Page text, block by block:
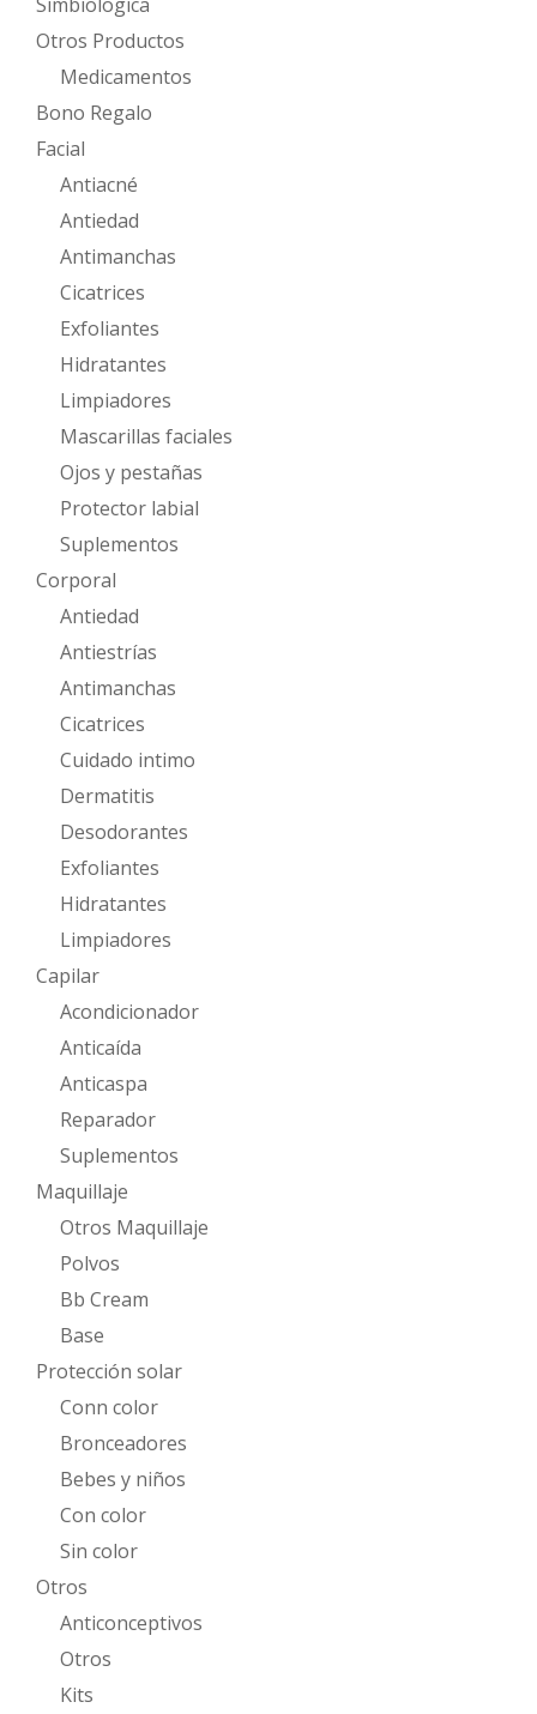
Otros Productos
Medicamentos
Bono Regalo
Facial
Antiacné
Antiedad
Antimanchas
Cicatrices
Exfoliantes
Hidratantes
Limpiadores
Mascarillas faciales
Ojos y pestañas
Protector labial
Suplementos
Corporal
Antiedad
Antiestrías
Antimanchas
Cicatrices
Cuidado intimo
Dermatitis
Desodorantes
Exfoliantes
Hidratantes
Limpiadores
Capilar
Acondicionador
Anticaída
Anticaspa
Reparador
Suplementos
Maquillaje
Otros Maquillaje
Polvos
Bb Cream
Base
Protección solar
Conn color
Bronceadores
Bebes y niños
Con color
Sin color
Otros
Anticonceptivos
Otros
Kits